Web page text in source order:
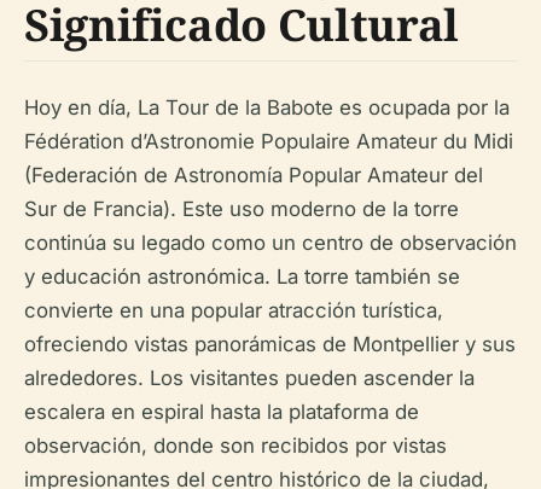
Significado Cultural
Hoy en día, La Tour de la Babote es ocupada por la
Fédération d’Astronomie Populaire Amateur du Midi
(Federación de Astronomía Popular Amateur del
Sur de Francia). Este uso moderno de la torre
continúa su legado como un centro de observación
y educación astronómica. La torre también se
convierte en una popular atracción turística,
ofreciendo vistas panorámicas de Montpellier y sus
alrededores. Los visitantes pueden ascender la
escalera en espiral hasta la plataforma de
observación, donde son recibidos por vistas
impresionantes del centro histórico de la ciudad,